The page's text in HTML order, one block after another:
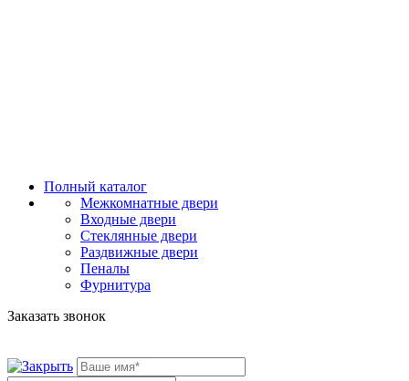
Полный каталог
Межкомнатные двери
Входные двери
Стеклянные двери
Раздвижные двери
Пеналы
Фурнитура
Заказать звонок